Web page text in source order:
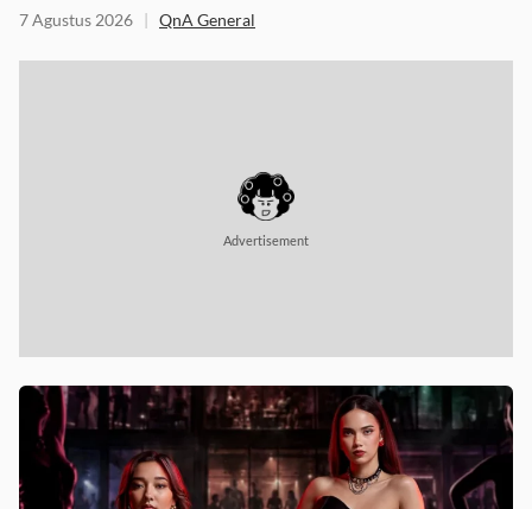
7 Agustus 2026 | QnA General
Advertisement